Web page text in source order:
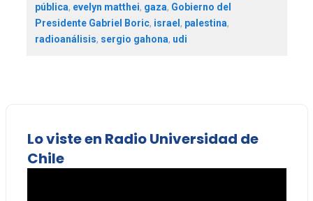
pública, evelyn matthei, gaza, Gobierno del
Presidente Gabriel Boric, israel , palestina,
radioanálisis, sergio gahona, udi
Lo viste en Radio Universidad de
Chile